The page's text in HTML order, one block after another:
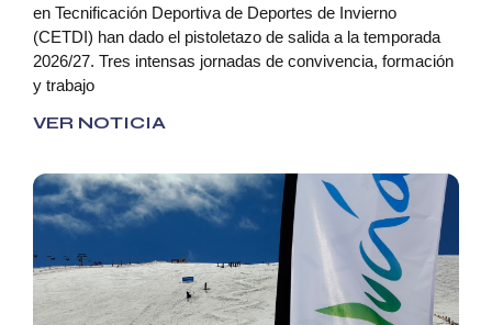
en Tecnificación Deportiva de Deportes de Invierno
(CETDI) han dado el pistoletazo de salida a la temporada
2026/27. Tres intensas jornadas de convivencia, formación
y trabajo
VER NOTICIA